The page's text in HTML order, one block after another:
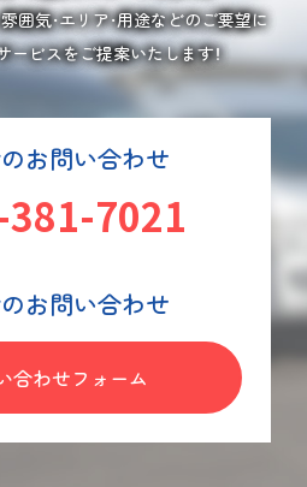
囲気・エリア・用途などのご要望に
ービスをご提案いたします！
お問い合わせ
7021
お問い合わせ
合わせフォーム